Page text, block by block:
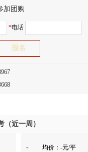
加团购
*电话
（近一周）
- 均价： -元/平